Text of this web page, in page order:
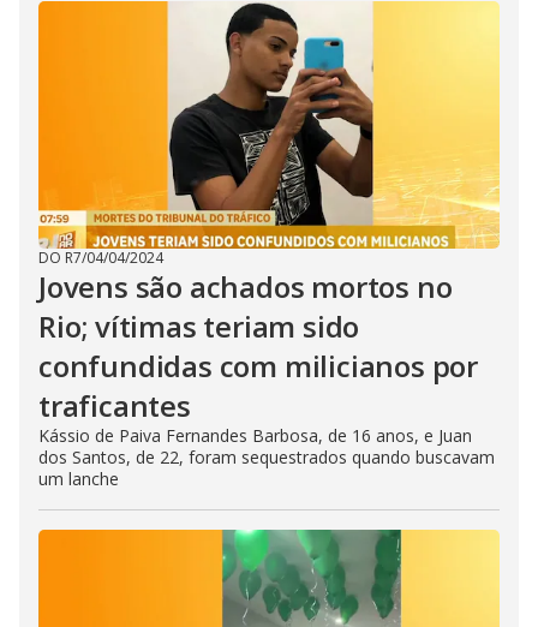
DO R7/04/04/2024
Jovens são achados mortos no
Rio; vítimas teriam sido
confundidas com milicianos por
traficantes
Kássio de Paiva Fernandes Barbosa, de 16 anos, e Juan
dos Santos, de 22, foram sequestrados quando buscavam
um lanche